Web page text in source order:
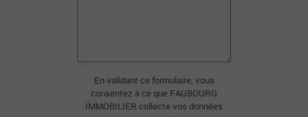
En validant ce formulaire, vous
consentez à ce que FAUBOURG
IMMOBILIER collecte vos données